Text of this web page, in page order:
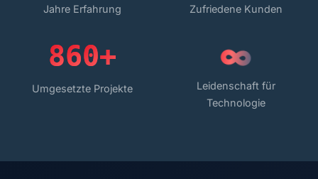
Jahre Erfahrung Zufriedene Kunden
860+
Umgesetzte Projekte
∞
Leidenschaft für
Technologie